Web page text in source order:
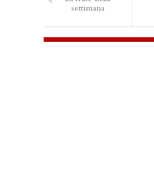
settimana